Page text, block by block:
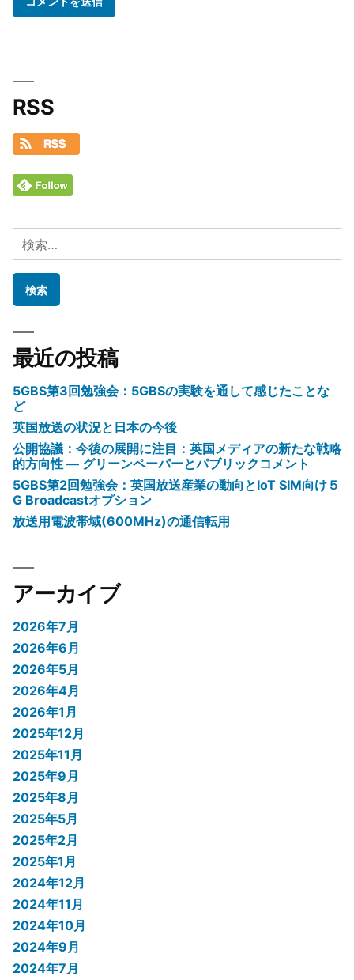
RSS
検
索:
最近の投稿
5GBS第3回勉強会：5GBSの実験を通して感じたことな
ど
英国放送の状況と日本の今後
公開協議：今後の展開に注目：英国メディアの新たな戦略
的方向性 ― グリーンペーパーとパブリックコメント
5GBS第2回勉強会：英国放送産業の動向とIoT SIM向け５
G Broadcastオプション
放送用電波帯域(600MHz)の通信転用
アーカイブ
2026年7月
2026年6月
2026年5月
2026年4月
2026年1月
2025年12月
2025年11月
2025年9月
2025年8月
2025年5月
2025年2月
2025年1月
2024年12月
2024年11月
2024年10月
2024年9月
2024年7月